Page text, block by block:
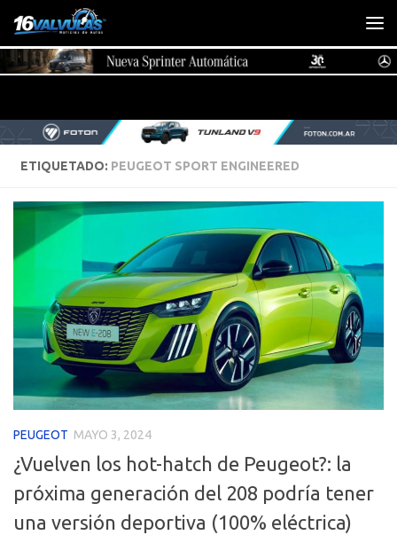
Saltar al contenido
ETIQUETADO: PEUGEOT SPORT ENGINEERED
PEUGEOT MAYO 3, 2024
¿Vuelven los hot-hatch de Peugeot?: la
próxima generación del 208 podría tener
una versión deportiva (100% eléctrica)